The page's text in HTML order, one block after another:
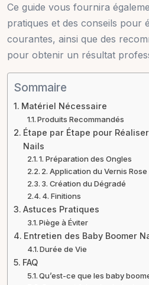
Ce guide vous fournira
pratiques et des conseils pour
courantes, ainsi que des
pour obtenir un résultat
Sommaire
Matériel Nécessaire
Produits Recommandés
Étape par Étape pour
Nails
1. Préparation des Ongles
2. Application du Vernis Rose
3. Création du Dégradé
4. Finitions
Astuces Pratiques
Piège à Éviter
Entretien des Baby Boomer
Durée de Vie
FAQ
Qu’est-ce que les baby